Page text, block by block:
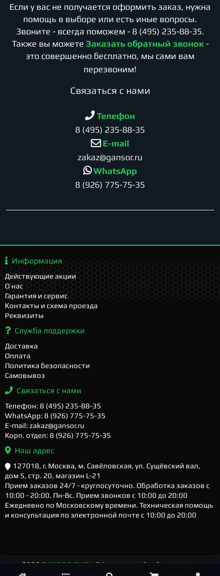
Если у вас не получается оформить заказ, нужна
помощь в выборе или есть иные вопросы.
Звоните - всегда поможем - 8 (495) 235-88-35.
Также вы можете Заказать обратный звонок -
это совершенно бесплатно, мы сами вам
перезвоним!
Cвязаться с нами
Телефон
8 (495) 235-88-35
E-mail
zakaz@gansor.ru
WhatsApp
8 (926) 775-75-35
Информация
Действующие акции
О нас
Гарантия и сервис
Контакты и схема проезда
Реквизиты
Служба поддержки
Доставка
Оплата
Политика безопасности
Самовывоз
Связаться с нами
Телефон: 8 (495) 235-88-35
WhatsApp: 8 (926) 775-75-35
E-mail: zakaz@gansor.ru
Корп. отдел: 8 (926) 775-75-35
Наш адрес
127018, г. Москва, м. Савёловская, ул. Сущёвский вал,
дом 5, стр. 20, магазин L-21
Прием заказов 24/7 - круглосуточно. Обработка заказов с
10:00 - 20:00. Пн-Вс. Прием звонков с 10:00 до 20:00
Ежедневно по Московскому времени. Техническая помощь
и консультация по электронной почте с 10:00 до 20:00
2026GANSOR.RU ™- Официальный сайт магазина
компьютерной техники и электроники. Компьютеры